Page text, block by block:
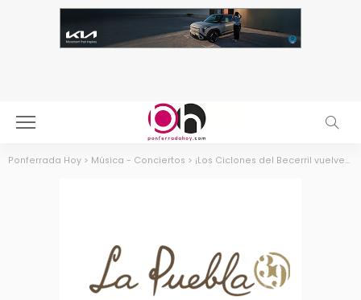
Ponferrada Hoy > Música - Conciertos > ¡Los Ciclones del Becerril vuelven a Morticia en Navidad!